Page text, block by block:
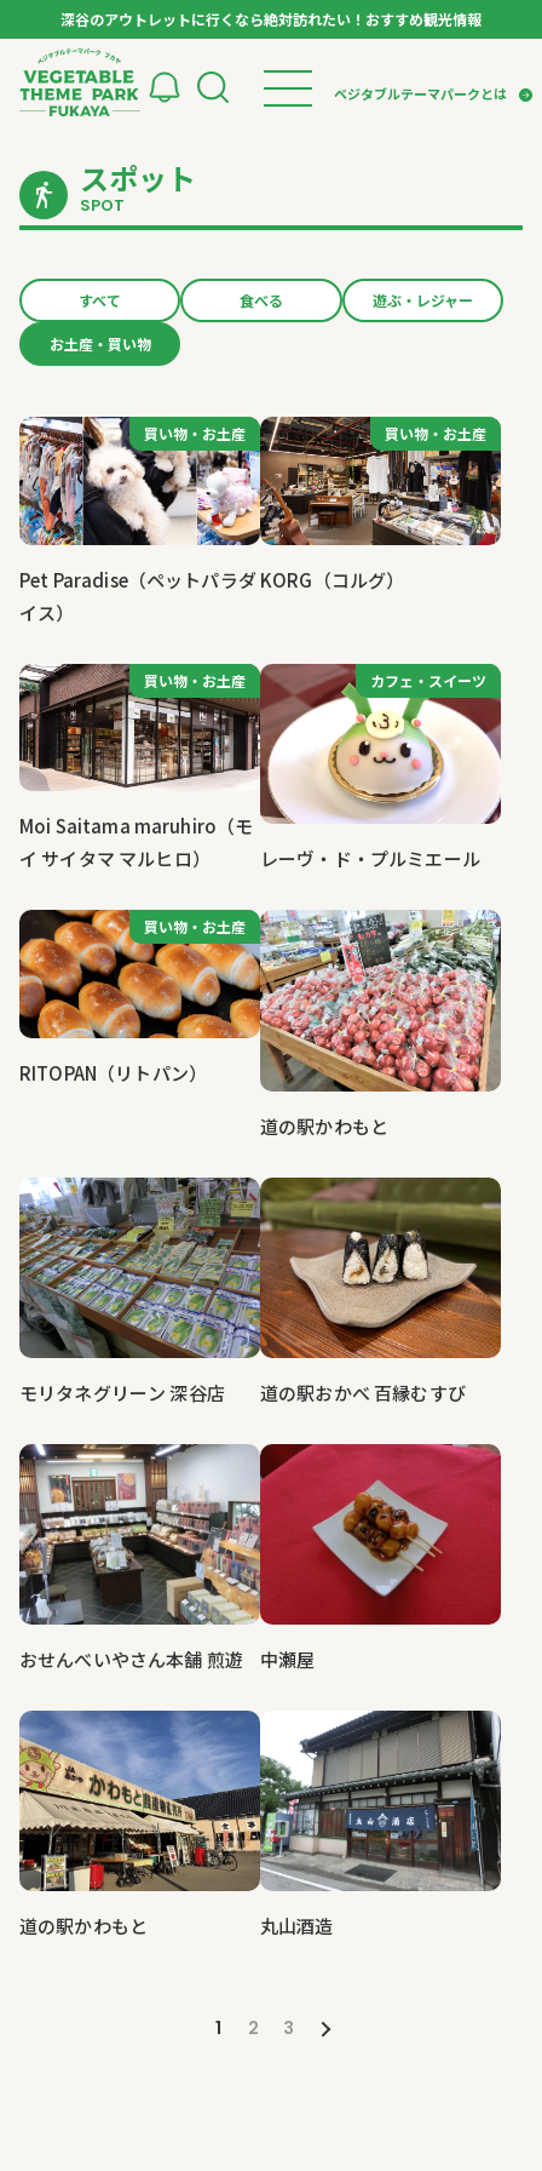
深谷のアウトレットに行くなら絶対訪れたい！おすすめ観光情報
ベジタブルテーマパークとは
トップページ
モデルコース
スポット
イベント
体験
特集記事
パートナー企業について
アンバサダー
お役立ち情報
スポット
SPOT
すべて 食べる 遊ぶ・レジャー
お土産・買い物
買い物・お土産
買い物・お土産
Pet Paradise（ペットパラダ
イス）
買い物・お土産
買い物・お土産
KORG（コルグ）
買い物・お土産
買い物・お土産
Moi Saitama maruhiro（モ
イ サイタマ マルヒロ）
カフェ・スイーツ
カフェ・スイーツ
レーヴ・ド・プルミエール
買い物・お土産
買い物・お土産
RITOPAN（リトパン）
道の駅かわもと
モリタネグリーン 深谷店 道の駅おかべ 百縁むすび
おせんべいやさん本舗 煎遊 中瀬屋
道の駅かわもと 丸山酒造
1 2 3